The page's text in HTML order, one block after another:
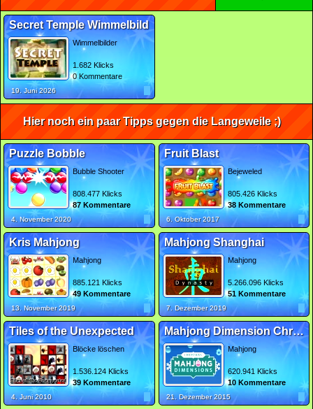
Secret Temple Wimmelbild
Wimmelbilder
1.682 Klicks
0 Kommentare
19. Juni 2026
Hier noch ein paar Tipps gegen die Langeweile ;)
Puzzle Bobble
Bubble Shooter
808.477 Klicks
87 Kommentare
4. November 2020
Fruit Blast
Bejeweled
805.426 Klicks
38 Kommentare
6. Oktober 2017
Kris Mahjong
Mahjong
885.121 Klicks
49 Kommentare
13. November 2019
Mahjong Shanghai
Mahjong
5.266.096 Klicks
51 Kommentare
7. Dezember 2019
Tiles of the Unexpected
Blöcke löschen
1.536.124 Klicks
39 Kommentare
4. Juni 2010
Mahjong Dimension Christmas
Mahjong
620.941 Klicks
10 Kommentare
21. Dezember 2015